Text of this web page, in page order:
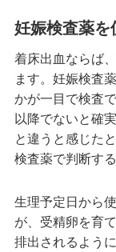
妊娠検査薬を
着床出血ならば
ます。妊娠検査
かが一目で検査
以降でないと確
と違うと感じた
検査薬で判断す
生理予定日から
が、受精卵を育
排出されるよう